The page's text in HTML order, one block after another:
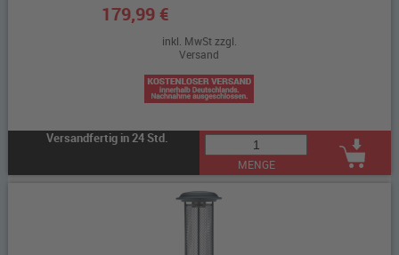
179,99 €
inkl. MwSt zzgl.
Versand
Versandfertig in 24 Std.
MENGE